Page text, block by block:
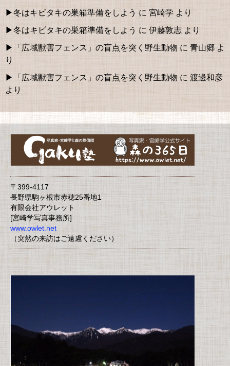
冬はキビタキの巣箱準備をしよう に 宮崎学 より
冬はキビタキの巣箱準備をしよう に 伊藤敦志 より
「広域獣害フェンス」の盲点を突く野生動物 に 青山郷 よ
り
「広域獣害フェンス」の盲点を突く野生動物 に 渡邊和彦
より
〒399-4117
長野県駒ヶ根市赤穂25番地1
有限会社アウレット
[宮崎学写真事務所]
www.owlet.net
（突然の来訪はご遠慮ください）